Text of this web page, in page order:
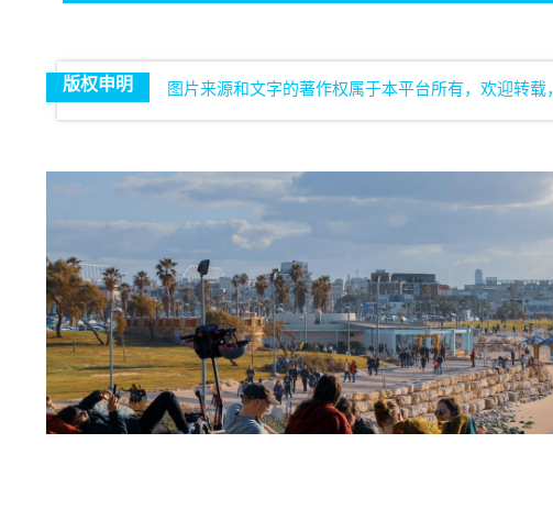
版权申明 图片来源和文字的著作权属于本平台所有，欢迎转载